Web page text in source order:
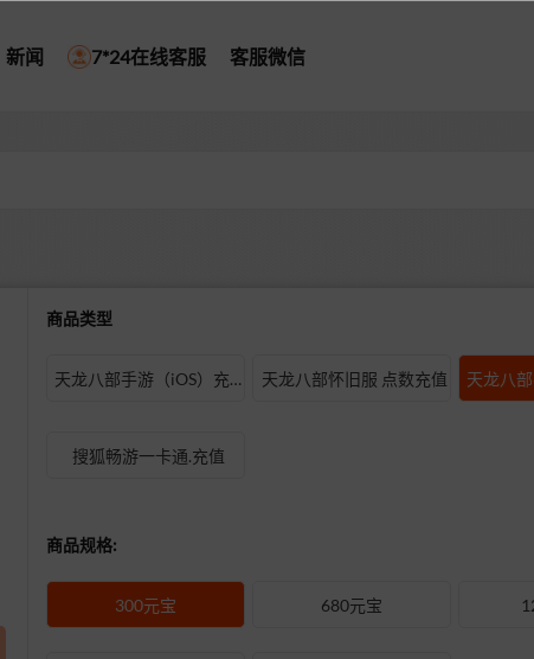
新闻 7*24在线客服 客服微信
商品类型
天龙八部手游（iOS）充值 天龙八部怀旧服 点数充值
搜狐畅游一卡通.充值
商品规格:
300元宝 680元宝